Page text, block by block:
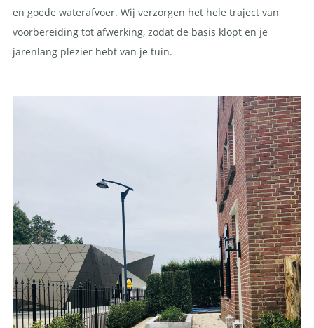
en goede waterafvoer. Wij verzorgen het hele traject van
voorbereiding tot afwerking, zodat de basis klopt en je
jarenlang plezier hebt van je tuin.